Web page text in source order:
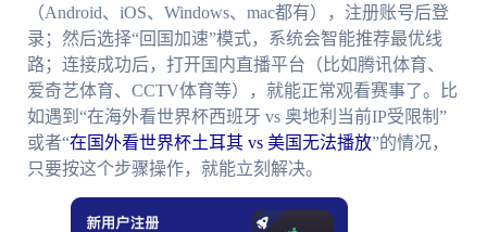
（Android、iOS、Windows、mac都有），注册账号后登
录；然后选择“回国加速”模式，系统会智能推荐最优线
路；连接成功后，打开国内直播平台（比如腾讯体育、
爱奇艺体育、CCTV体育等），就能正常观看赛事了。比
如遇到“在海外看世界杯西班牙 vs 奥地利当前IP受限制”
或者“在国外看世界杯土耳其 vs 美国无法播放”的情况，
只要按这个步骤操作，就能立刻解决。